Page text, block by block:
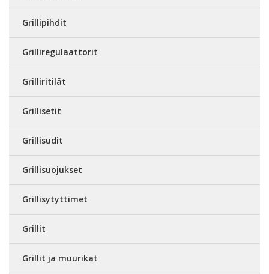
Grillipihdit
Grilliregulaattorit
Grilliritilät
Grillisetit
Grillisudit
Grillisuojukset
Grillisytyttimet
Grillit
Grillit ja muurikat